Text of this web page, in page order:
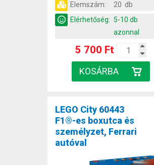
Elemszám:
20 db
Elérhetőség: 5-10 db
azonnal
5 700 Ft
LEGO City 60443
F1®-es boxutca és
személyzet, Ferrari
autóval